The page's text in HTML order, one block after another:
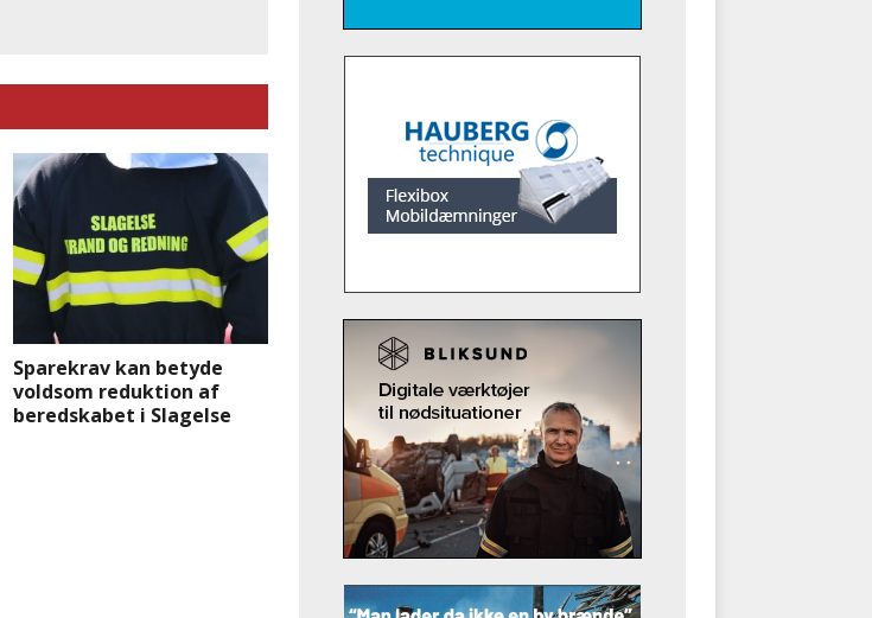
Sparekrav kan betyde
voldsom reduktion af
beredskabet i Slagelse